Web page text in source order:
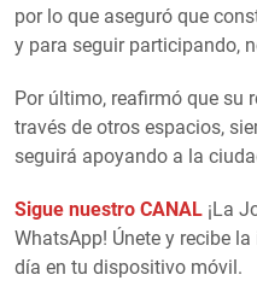
por lo que aseguró que
y para seguir participando,
Por último, reafirmó que su
través de otros espacios,
seguirá apoyando a la
Sigue nuestro CANAL ¡La
WhatsApp! Únete y recibe
día en tu dispositivo móvil.